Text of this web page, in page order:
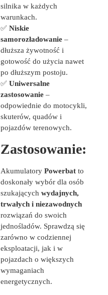
silnika w każdych
warunkach.
✅ Niskie
samorozładowanie –
dłuższa żywotność i
gotowość do użycia nawet
po dłuższym postoju.
✅ Uniwersalne
zastosowanie –
odpowiednie do motocykli,
skuterów, quadów i
pojazdów terenowych.
Zastosowanie:
Akumulatory Powerbat to
doskonały wybór dla osób
szukających wydajnych,
trwałych i niezawodnych
rozwiązań do swoich
jednośladów. Sprawdzą się
zarówno w codziennej
eksploatacji, jak i w
pojazdach o większych
wymaganiach
energetycznych.